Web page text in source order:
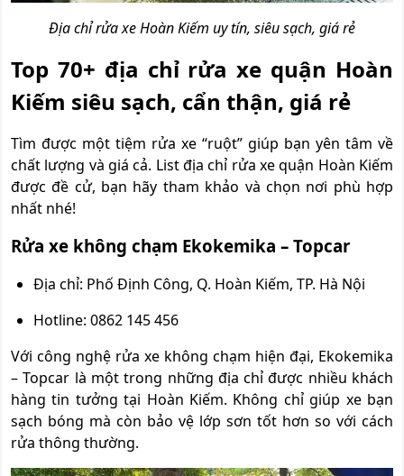
Địa chỉ rửa xe Hoàn Kiếm uy tín, siêu sạch, giá rẻ
Top 70+ địa chỉ rửa xe quận Hoàn
Kiếm siêu sạch, cẩn thận, giá rẻ
Tìm được một tiệm rửa xe “ruột” giúp bạn yên tâm về
chất lượng và giá cả. List địa chỉ rửa xe quận Hoàn Kiếm
được đề cử, bạn hãy tham khảo và chọn nơi phù hợp
nhất nhé!
Rửa xe không chạm Ekokemika – Topcar
Địa chỉ: Phố Định Công, Q. Hoàn Kiếm, TP. Hà Nội
Hotline: 0862 145 456
Với công nghệ rửa xe không chạm hiện đại, Ekokemika
– Topcar là một trong những địa chỉ được nhiều khách
hàng tin tưởng tại Hoàn Kiếm. Không chỉ giúp xe bạn
sạch bóng mà còn bảo vệ lớp sơn tốt hơn so với cách
rửa thông thường.